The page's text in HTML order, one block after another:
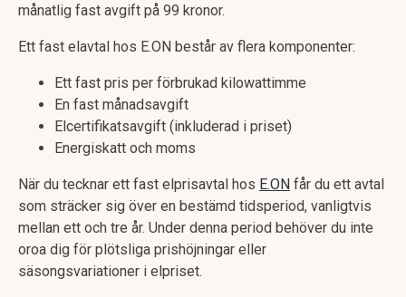
månatlig fast avgift på 99 kronor.
Ett fast elavtal hos E.ON består av flera komponenter:
Ett fast pris per förbrukad kilowattimme
En fast månadsavgift
Elcertifikatsavgift (inkluderad i priset)
Energiskatt och moms
När du tecknar ett fast elprisavtal hos E.ON får du ett avtal
som sträcker sig över en bestämd tidsperiod, vanligtvis
mellan ett och tre år. Under denna period behöver du inte
oroa dig för plötsliga prishöjningar eller
säsongsvariationer i elpriset.